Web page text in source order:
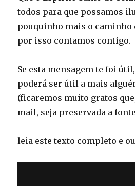
todos para que possamos
pouquinho mais o caminho
por isso contamos contigo.
Se esta mensagem te foi
poderá ser útil a mais
(ficaremos muito gratos
mail, seja preservada a
leia este texto completo e